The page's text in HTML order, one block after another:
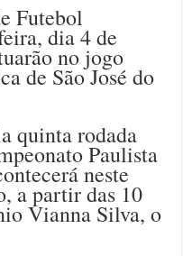
Futebol
dia 4 de
no jogo
de São José do
quinta rodada
Paulista
neste
a partir das 10
Vianna Silva, o